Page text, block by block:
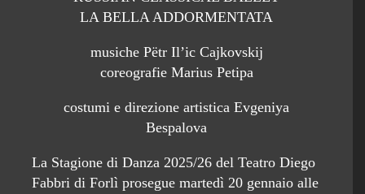
LA BELLA ADDORMENTATA
musiche Pëtr Il’ic Cajkovskij
coreografie Marius Petipa
costumi e direzione artistica Evgeniya
Bespalova
La Stagione di Danza 2025/26 del Teatro Diego
Fabbri di Forlì prosegue martedì 20 gennaio alle